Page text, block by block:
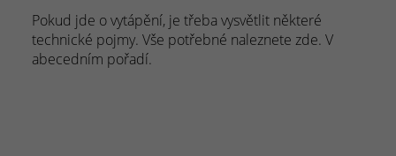
Pokud jde o vytápění, je třeba vysvětlit některé
technické pojmy. Vše potřebné naleznete zde. V
abecedním pořadí.